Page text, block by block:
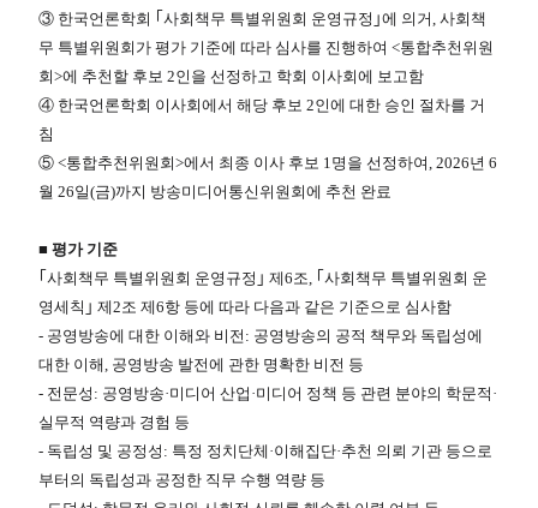
③ 한국언론학회 ｢사회책무 특별위원회 운영규정｣에 의거, 사회책
무 특별위원회가 평가 기준에 따라 심사를 진행하여 <통합추천위원
회>에 추천할 후보 2인을 선정하고 학회 이사회에 보고함
④ 한국언론학회 이사회에서 해당 후보 2인에 대한 승인 절차를 거
침
⑤ <통합추천위원회>에서 최종 이사 후보 1명을 선정하여, 2026년 6
월 26일(금)까지 방송미디어통신위원회에 추천 완료
■​ 평가 기준
｢사회책무 특별위원회 운영규정｣ 제6조, ｢사회책무 특별위원회 운
영세칙｣ 제2조 제6항 등에 따라 다음과 같은 기준으로 심사함
- 공영방송에 대한 이해와 비전: 공영방송의 공적 책무와 독립성에
대한 이해, 공영방송 발전에 관한 명확한 비전 등
- 전문성: 공영방송·미디어 산업·미디어 정책 등 관련 분야의 학문적·
실무적 역량과 경험 등
- 독립성 및 공정성: 특정 정치단체·이해집단·추천 의뢰 기관 등으로
부터의 독립성과 공정한 직무 수행 역량 등